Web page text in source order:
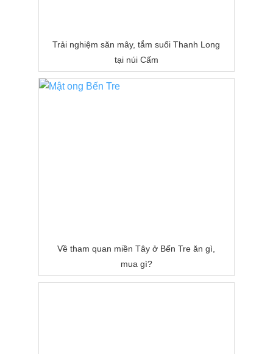
Trải nghiệm săn mây, tắm suối Thanh Long
tại núi Cấm
Về tham quan miền Tây ở Bến Tre ăn gì,
mua gì?